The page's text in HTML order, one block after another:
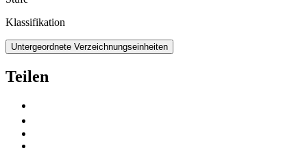
Klassifikation
Untergeordnete Verzeichnungseinheiten
Teilen